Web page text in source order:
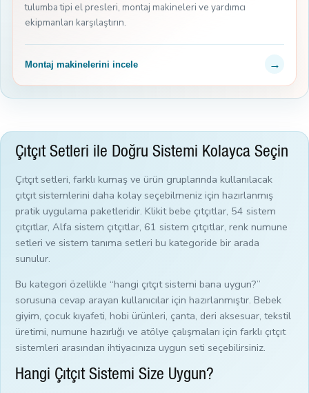
tulumba tipi el presleri, montaj makineleri ve yardımcı
ekipmanları karşılaştırın.
Montaj makinelerini incele →
Çıtçıt Setleri ile Doğru Sistemi Kolayca Seçin
Çıtçıt setleri, farklı kumaş ve ürün gruplarında kullanılacak
çıtçıt sistemlerini daha kolay seçebilmeniz için hazırlanmış
pratik uygulama paketleridir. Klikit bebe çıtçıtlar, 54 sistem
çıtçıtlar, Alfa sistem çıtçıtlar, 61 sistem çıtçıtlar, renk numune
setleri ve sistem tanıma setleri bu kategoride bir arada
sunulur.
Bu kategori özellikle “hangi çıtçıt sistemi bana uygun?”
sorusuna cevap arayan kullanıcılar için hazırlanmıştır. Bebek
giyim, çocuk kıyafeti, hobi ürünleri, çanta, deri aksesuar, tekstil
üretimi, numune hazırlığı ve atölye çalışmaları için farklı çıtçıt
sistemleri arasından ihtiyacınıza uygun seti seçebilirsiniz.
Hangi Çıtçıt Sistemi Size Uygun?